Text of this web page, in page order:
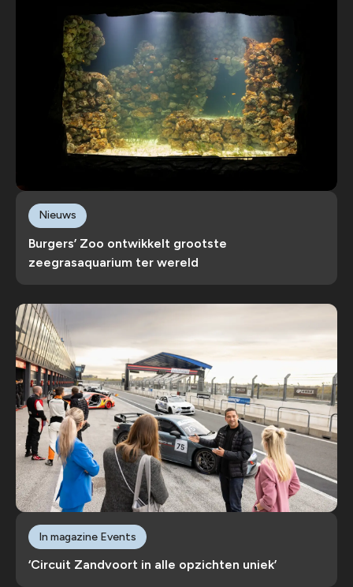
Burgers’ Zoo ontwikkelt grootste
zeegrasaquarium ter wereld
Nieuws
‘Circuit Zandvoort in alle opzichten uniek’
In magazine Events